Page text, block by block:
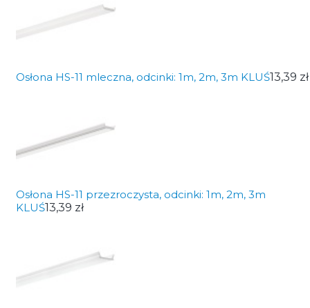
Osłona HS-11 mleczna, odcinki: 1m, 2m, 3m KLUŚ13,39 zł
Osłona HS-11 przezroczysta, odcinki: 1m, 2m, 3m
KLUŚ13,39 zł